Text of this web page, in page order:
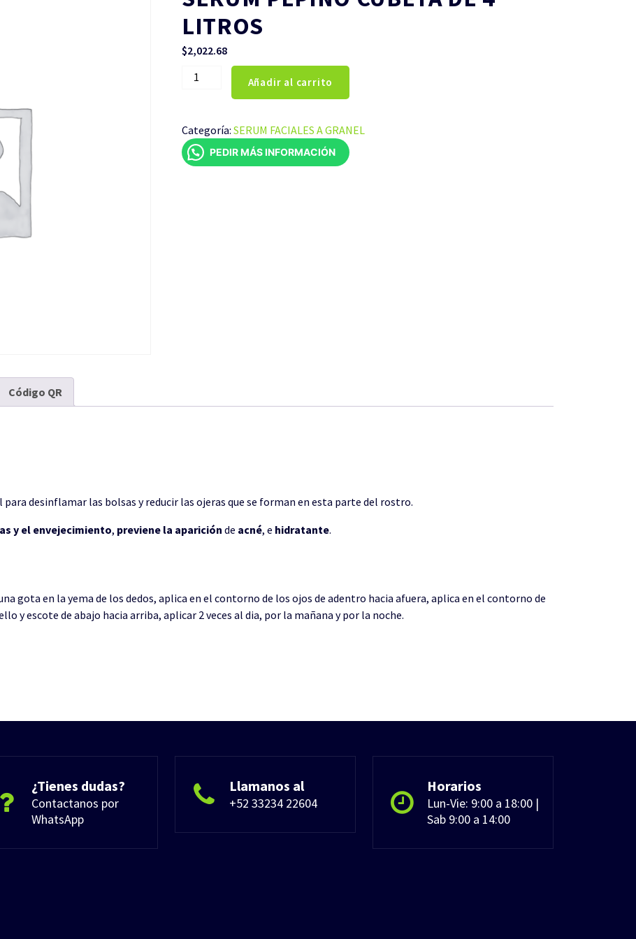
LITROS
$2,022.68
SERUM
DE
4
LITROS
Añadir al carrito
Categoría:SERUM FACIALES A GRANEL
PEDIR MÁS INFORMACIÓN
Código QR
para desinflamar las bolsas y reducir las ojeras que se forman en esta parte del rostro.
y el envejecimiento, previene la aparición de acné, e hidratante.
gota en la yema de los dedos, aplica en el contorno de los ojos de adentro hacia afuera, aplica en el contorno de
y escote de abajo hacia arriba, aplicar 2 veces al dia, por la mañana y por la noche.
¿Tienes dudas?
Contactanos por
WhatsApp
Llamanos al
+52 33234 22604
Horarios
Lun-Vie: 9:00 a 18:00 |
Sab 9:00 a 14:00